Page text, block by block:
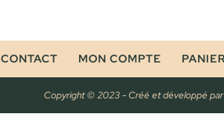
CONTACT MON COMPTE PANIER
Copyright © 2023 - Créé et développé par